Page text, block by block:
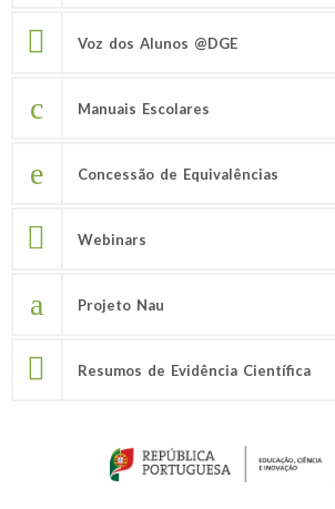
Voz dos Alunos @DGE
Manuais Escolares
Concessão de Equivalências
Webinars
Projeto Nau
Resumos de Evidência Científica